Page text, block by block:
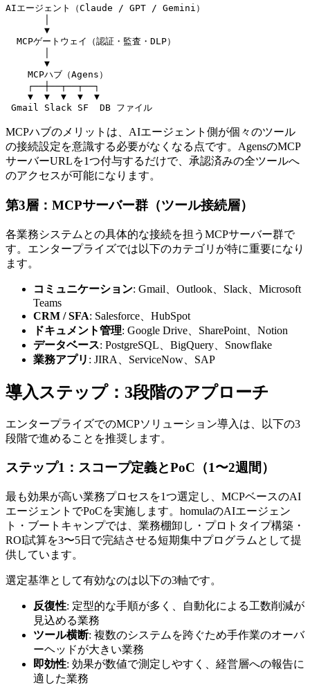
AIエージェント（Claude / GPT / Gemini）
       ▼
  MCPゲートウェイ（認証・監査・DLP）
       ▼
    MCPハブ（Agens）
    ┌──┼──┬──┬──┐
    ▼  ▼  ▼  ▼  ▼
MCPハブのメリットは、AIエージェント側が個々のツール
の接続設定を意識する必要がなくなる点です。AgensのMCP
サーバーURLを1つ付与するだけで、承認済みの全ツールへ
のアクセスが可能になります。
第3層：MCPサーバー群（ツール接続層）
各業務システムとの具体的な接続を担うMCPサーバー群で
す。エンタープライズでは以下のカテゴリが特に重要になり
ます。
コミュニケーション: Gmail、Outlook、Slack、Microsoft
Teams
CRM / SFA: Salesforce、HubSpot
ドキュメント管理: Google Drive、SharePoint、Notion
データベース: PostgreSQL、BigQuery、Snowflake
業務アプリ : JIRA、ServiceNow、SAP
導入ステップ：3段階のアプローチ
エンタープライズでのMCPソリューション導入は、以下の3
段階で進めることを推奨します。
ステップ1：スコープ定義とPoC（1〜2週間）
最も効果が高い業務プロセスを1つ選定し、MCPベースのAI
エージェントでPoCを実施します。homulaのAIエージェン
ト・ブートキャンプでは、業務棚卸し・プロトタイプ構築・
ROI試算を3〜5日で完結させる短期集中プログラムとして提
供しています。
選定基準として有効なのは以下の3軸です。
反復性: 定型的な手順が多く、自動化による工数削減が
見込める業務
ツール横断: 複数のシステムを跨ぐため手作業のオーバ
ーヘッドが大きい業務
即効性: 効果が数値で測定しやすく、経営層への報告に
適した業務